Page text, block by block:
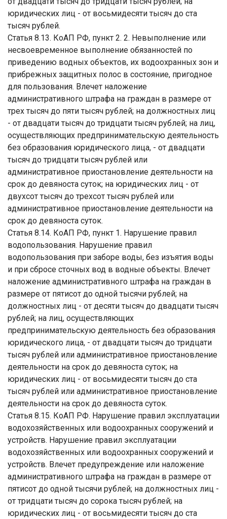
юридических лиц - от восьмидесяти тысяч до ста
тысяч рублей.
Статья 8.13. КоАП РФ, пункт 2. 2. Невыполнение или
несвоевременное выполнение обязанностей по
приведению водных объектов, их водоохранных зон и
прибрежных защитных полос в состояние, пригодное
для пользования. Влечет наложение
административного штрафа на граждан в размере от
трех тысяч до пяти тысяч рублей; на должностных лиц
- от двадцати тысяч до тридцати тысяч рублей; на лиц,
осуществляющих предпринимательскую деятельность
без образования юридического лица, - от двадцати
тысяч до тридцати тысяч рублей или
административное приостановление деятельности на
срок до девяноста суток; на юридических лиц - от
двухсот тысяч до трехсот тысяч рублей или
административное приостановление деятельности на
срок до девяноста суток.
Статья 8.14. КоАП РФ, пункт 1. Нарушение правил
водопользования. Нарушение правил
водопользования при заборе воды, без изъятия воды
и при сбросе сточных вод в водные объекты. Влечет
наложение административного штрафа на граждан в
размере от пятисот до одной тысячи рублей; на
должностных лиц - от десяти тысяч до двадцати тысяч
рублей; на лиц, осуществляющих
предпринимательскую деятельность без образования
юридического лица, - от двадцати тысяч до тридцати
тысяч рублей или административное приостановление
деятельности на срок до девяноста суток; на
юридических лиц - от восьмидесяти тысяч до ста
тысяч рублей или административное приостановление
деятельности на срок до девяноста суток.
Статья 8.15. КоАП РФ. Нарушение правил эксплуатации
водохозяйственных или водоохранных сооружений и
устройств. Нарушение правил эксплуатации
водохозяйственных или водоохранных сооружений и
устройств. Влечет предупреждение или наложение
административного штрафа на граждан в размере от
пятисот до одной тысячи рублей; на должностных лиц -
от тридцати тысяч до сорока тысяч рублей; на
юридических лиц - от восьмидесяти тысяч до ста